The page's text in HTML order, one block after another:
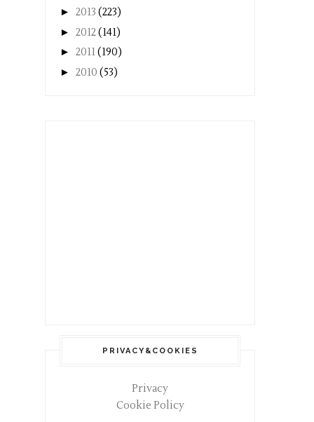
► 2013 (223)
► 2012(141)
► 2011(190)
► 2010 (53)
PRIVACY&COOKIES
Privacy
Cookie Policy